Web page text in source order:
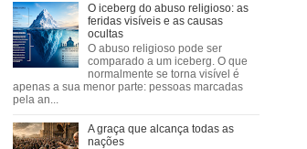
O iceberg do abuso religioso: as
feridas visíveis e as causas
ocultas
O abuso religioso pode ser
comparado a um iceberg. O que
normalmente se torna visível é
apenas a sua menor parte: pessoas marcadas
pela an...
A graça que alcança todas as
nações